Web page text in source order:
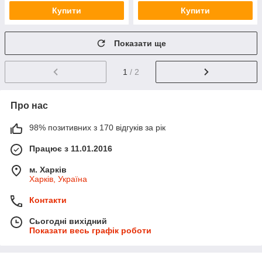
Купити Купити
Показати ще
1 / 2
Про нас
98% позитивних з 170 відгуків за рік
Працює з 11.01.2016
м. Харків
Харків, Україна
Контакти
Сьогодні вихідний
Показати весь графік роботи